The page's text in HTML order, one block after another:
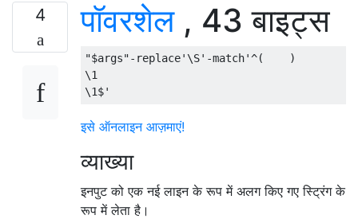
4 पॉवरशेल, 43 बाइट्स
"$args"- replace'\S' -match'^(    )
\1
\1$'
इसे ऑनलाइन आज़माएं!
व्याख्या
इनपुट को एक नई लाइन के रूप में अलग किए गए स्ट्रिंग के
रूप में लेता है।